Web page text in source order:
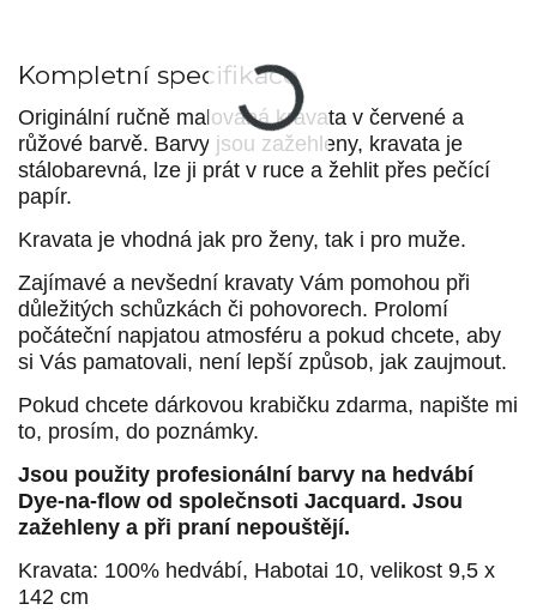
Kompletní specifikace
Originální ručně malovaná kravata v červené a
růžové barvě. Barvy jsou zažehleny, kravata je
stálobarevná, lze ji prát v ruce a žehlit přes pečící
papír.
Kravata je vhodná jak pro ženy, tak i pro muže.
Zajímavé a nevšední kravaty Vám pomohou při
důležitých schůzkách či pohovorech. Prolomí
počáteční napjatou atmosféru a pokud chcete, aby
si Vás pamatovali, není lepší způsob, jak zaujmout.
Pokud chcete dárkovou krabičku zdarma, napište mi
to, prosím, do poznámky.
Jsou použity profesionální barvy na hedvábí
Dye-na-flow od společnsoti Jacquard. Jsou
zažehleny a při praní nepouštějí.
Kravata: 100% hedvábí, Habotai 10, velikost 9,5 x
142 cm